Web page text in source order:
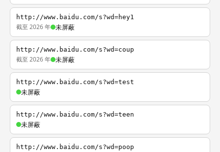
http://www.baidu.com/s?wd=hey1
截至 2026 年 未屏蔽
http://www.baidu.com/s?wd=coup
截至 2026 年 未屏蔽
http://www.baidu.com/s?wd=test
未屏蔽
http://www.baidu.com/s?wd=teen
未屏蔽
http://www.baidu.com/s?wd=poop